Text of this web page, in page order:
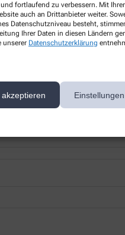
fortlaufend zu verbessern. Mit
auch an Drittanbieter weiter.
Datenschutzniveau besteht,
Ihrer Daten in diesen Ländern
unserer Datenschutzerklärung
haben, können wir diese
abholen.